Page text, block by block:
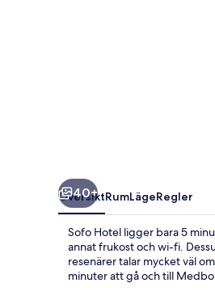
40+
ÖversiktRumLägeRegler
Sofo Hotel ligger bara 5
annat frukost och wi-fi.
resenärer talar mycket väl
minuter att gå och till